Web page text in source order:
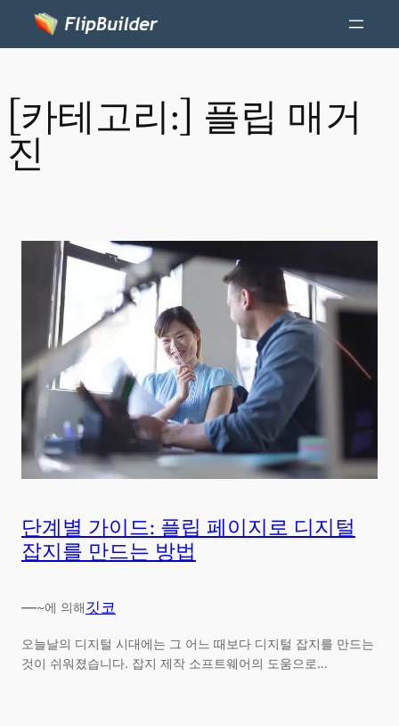
[카테고리:] 플립 매거
진
단계별 가이드: 플립 페이지로 디지털
잡지를 만드는 방법
—~에 의해깃코
오늘날의 디지털 시대에는 그 어느 때보다 디지털 잡지를 만드는
것이 쉬워졌습니다. 잡지 제작 소프트웨어의 도움으로…